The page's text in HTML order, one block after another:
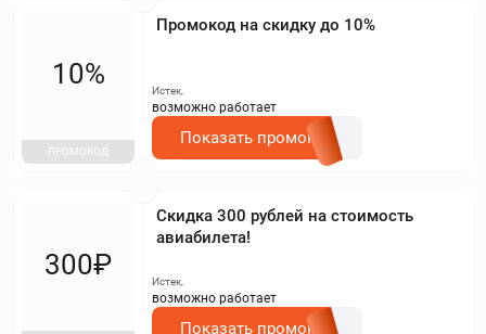
Промокод на скидку до 10%
10%
ПРОМОКОД
Истек,
возможно работает
Показать промокод
Скидка 300 рублей на стоимость
авиабилета!
300₽
Истек,
возможно работает
Показать промокод